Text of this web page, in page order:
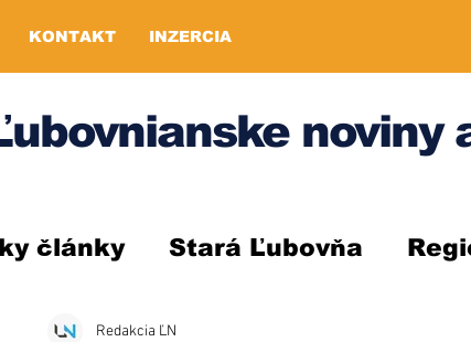
KONTAKT INZERCIA
noviny
články Stará Ľubovňa
Redakcia ĽN